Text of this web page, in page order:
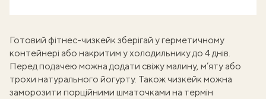
Готовий фітнес-чизкейк зберігай у герметичному
контейнері або накритим у холодильнику до 4 днів.
Перед подачею можна додати свіжу малину, м’яту або
трохи натурального йогурту. Також чизкейк можна
заморозити порційними шматочками на термін